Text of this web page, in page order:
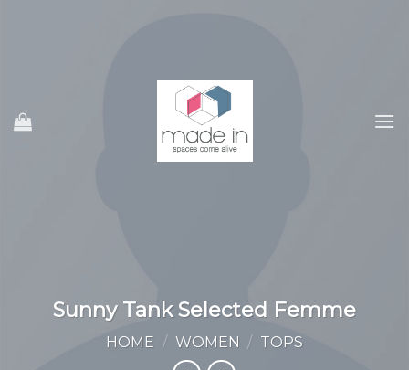
Sunny Tank Selected Femme
HOME / WOMEN / TOPS